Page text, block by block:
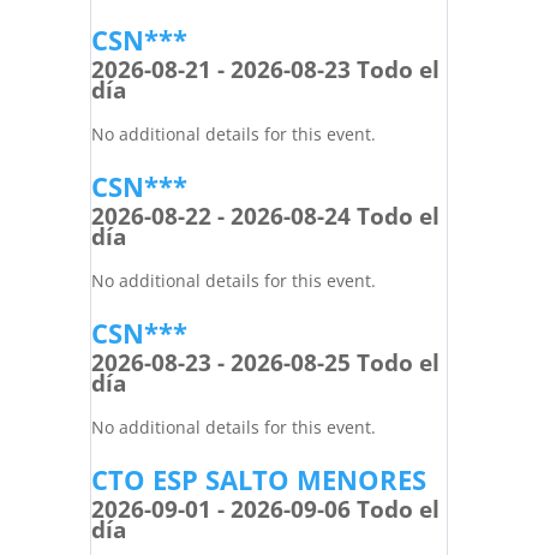
CSN***
2026-08-21 - 2026-08-23 Todo el
día
No additional details for this event.
CSN***
2026-08-22 - 2026-08-24 Todo el
día
No additional details for this event.
CSN***
2026-08-23 - 2026-08-25 Todo el
día
No additional details for this event.
CTO ESP SALTO MENORES
2026-09-01 - 2026-09-06 Todo el
día